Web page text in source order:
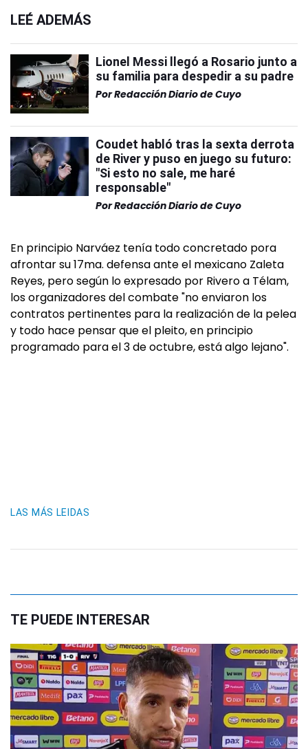
LEÉ ADEMÁS
Lionel Messi llegó a Rosario junto a
su familia para despedir a su padre
PorRedacción Diario de Cuyo
Coudet habló tras la sexta derrota
de River y puso en juego su futuro:
"Si esto no sale, me haré
responsable"
PorRedacción Diario de Cuyo
En principio Narváez tenía todo concretado pora
afrontar su 17ma. defensa ante el mexicano Zaleta
Reyes, pero según lo expresado por Rivero a Télam,
los organizadores del combate "no enviaron los
contratos pertinentes para la realización de la pelea
y todo hace pensar que el pleito, en principio
programado para el 3 de octubre, está algo lejano".
LAS MÁS LEIDAS
TE PUEDE INTERESAR